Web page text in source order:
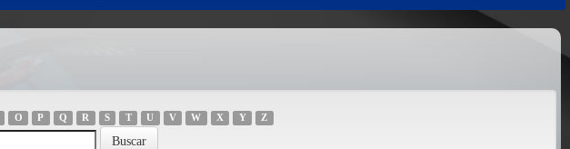
O P Q R S T U V W X Y Z